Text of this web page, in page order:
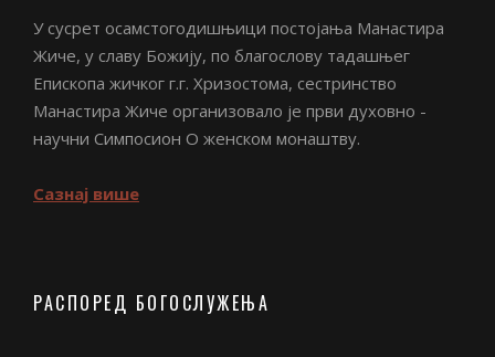
У сусрет осамстогодишњици постојања Манастира
Жиче, у славу Божију, по благослову тадашњег
Епископа жичког г.г. Хризостома, сестринство
Манастира Жиче организовало је први духовно -
научни Симпосион О женском монаштву.
Сазнај више
РАСПОРЕД БОГОСЛУЖЕЊА